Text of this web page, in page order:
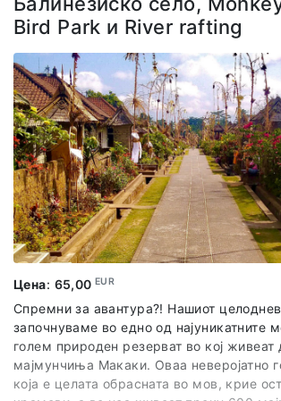
шарани кои можете да ги храните.
за света, па кој сака, може и да се
Во цената на излетот е вклучено:
Организиран превоз по
програма
Сите влезници во наведените
Стручен локален водич на англиски
Bird Park и River rafting
Цена: 65,00EUR
Спремни за авантура?! Нашиот
започнуваме во едно од најуникатните
голем природен резерват во кој живеат
мајмунчиња Макаки. Оваа неверојатно
која е целата обрасната во мов, крие